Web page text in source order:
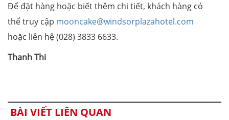
Để đặt hàng hoặc biết thêm chi tiết, khách hàng có
thể truy cập mooncake@windsorplazahotel.com
hoặc liên hệ (028) 3833 6633.
Thanh Thi
BÀI VIẾT LIÊN QUAN